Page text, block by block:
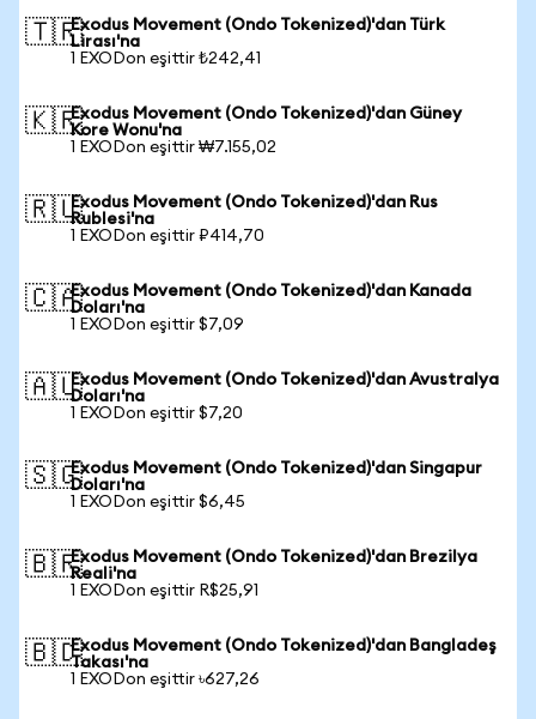
🇹🇷Exodus Movement (Ondo Tokenized)'dan Türk
Lirası'na
1 EXODon eşittir ₺242,41
🇰🇷Exodus Movement (Ondo Tokenized)'dan Güney
Kore Wonu'na
1 EXODon eşittir ₩7.155,02
🇷🇺Exodus Movement (Ondo Tokenized)'dan Rus
Rublesi'na
1 EXODon eşittir ₽414,70
🇨🇦Exodus Movement (Ondo Tokenized)'dan Kanada
Doları'na
1 EXODon eşittir $7,09
🇦🇺Exodus Movement (Ondo Tokenized)'dan Avustralya
Doları'na
1 EXODon eşittir $7,20
🇸🇬Exodus Movement (Ondo Tokenized)'dan Singapur
Doları'na
1 EXODon eşittir $6,45
🇧🇷Exodus Movement (Ondo Tokenized)'dan Brezilya
Reali'na
1 EXODon eşittir R$25,91
🇧🇩Exodus Movement (Ondo Tokenized)'dan Bangladeş
Takası'na
1 EXODon eşittir ৳627,26